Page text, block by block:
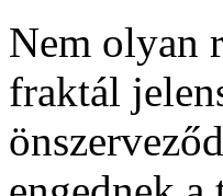
Nem olyan
fraktál